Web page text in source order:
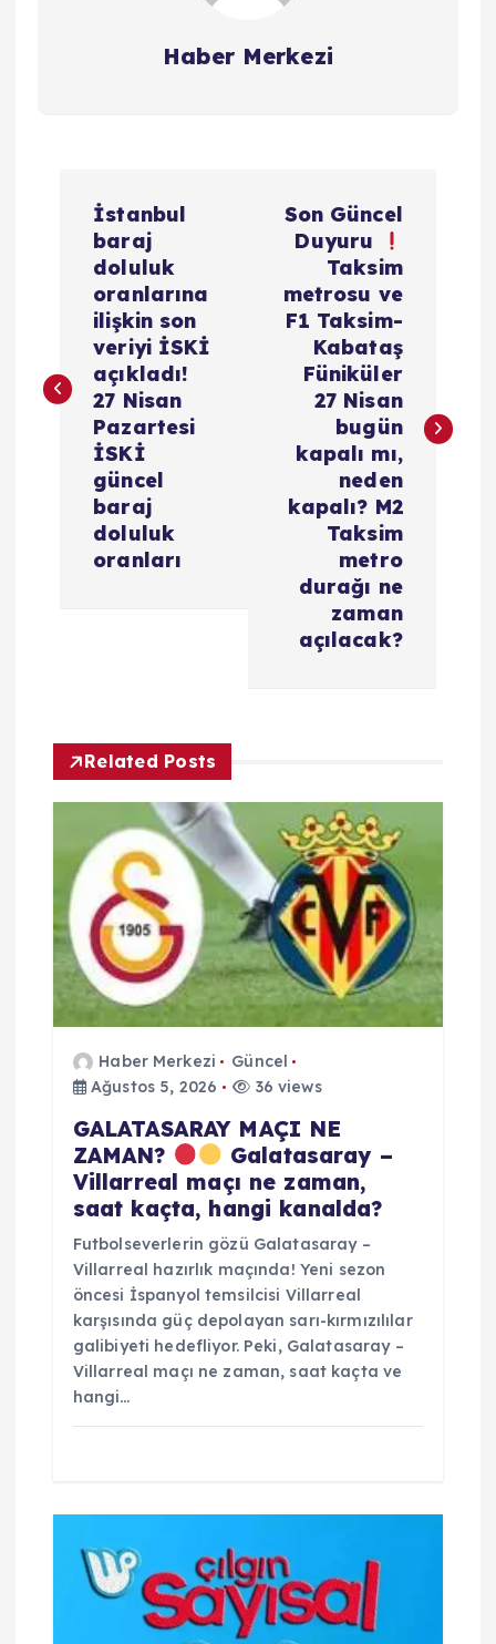
Haber Merkezi
g
e
s
İstanbul
baraj
doluluk
oranlarına
ilişkin son
veriyi İSKİ
açıkladı!
27 Nisan
Pazartesi
İSKİ
güncel
baraj
doluluk
oranları
Son Güncel
Duyuru
Taksim
metrosu ve
⁠F1 Taksim-
Kabataş
Füniküler
27 Nisan
bugün
kapalı mı,
neden
kapalı? M2
Taksim
metro
durağı ne
zaman
açılacak?
Related Posts
Haber Merkezi
Güncel
Ağustos 5, 2026
36 views
GALATASARAY MAÇI NE
ZAMAN?
Galatasaray –
Villarreal maçı ne zaman,
saat kaçta, hangi kanalda?
Futbolseverlerin gözü Galatasaray –
Villarreal hazırlık maçında! Yeni sezon
öncesi İspanyol temsilcisi Villarreal
karşısında güç depolayan sarı-kırmızılılar
galibiyeti hedefliyor. Peki, Galatasaray –
Villarreal maçı ne zaman, saat kaçta ve
hangi…